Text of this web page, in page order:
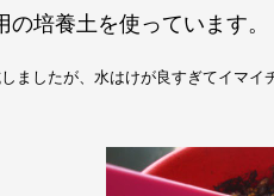
の培養土を使っています。
ましたが、水はけが良すぎてイマイ